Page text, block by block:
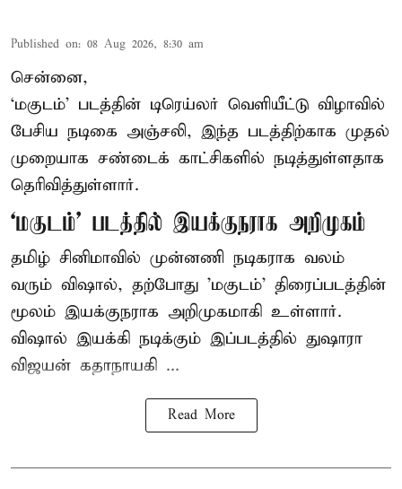
Published on: 08 Aug 2026, 8:30 am
சென்னை,
‘மகுடம்’ படத்தின் டிரெய்லர் வெளியீட்டு விழாவில்
பேசிய நடிகை அஞ்சலி, இந்த படத்திற்காக முதல்
முறையாக சண்டைக் காட்சிகளில் நடித்துள்ளதாக
தெரிவித்துள்ளார்.
‘மகுடம்’ படத்தில் இயக்குநராக அறிமுகம்
தமிழ் சினிமாவில் முன்னணி நடிகராக வலம்
வரும் விஷால், தற்போது 'மகுடம்' திரைப்படத்தின்
மூலம் இயக்குநராக அறிமுகமாகி உள்ளார்.
விஷால் இயக்கி நடிக்கும் இப்படத்தில் துஷாரா
விஜயன் கதாநாயகி ...
Read More